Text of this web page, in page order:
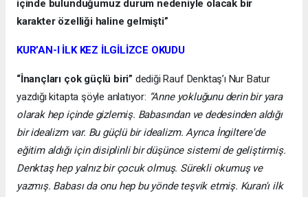
içinde bulunduğumuz durum nedeniyle olacak bir
karakter özelliği haline gelmişti”
KUR’AN-I İLK KEZ İLGİLİZCE OKUDU
“İnançları çok güçlü biri” dediği Rauf Denktaş’ı Nur Batur
yazdığı kitapta şöyle anlatıyor: “Anne yokluğunu derin bir yara
olarak hep içinde gizlemiş. Babasından ve dedesinden aldığı
bir idealizm var. Bu güçlü bir idealizm. Ayrıca İngiltere'de
eğitim aldığı için disiplinli bir düşünce sistemi de geliştirmiş.
Denktaş hep yalnız bir çocuk olmuş. Sürekli okumuş ve
yazmış. Babası da onu hep bu yönde teşvik etmiş. Kuran'ı ilk